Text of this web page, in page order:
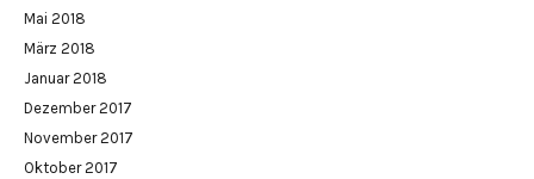
Mai 2018
März 2018
Januar 2018
Dezember 2017
November 2017
Oktober 2017